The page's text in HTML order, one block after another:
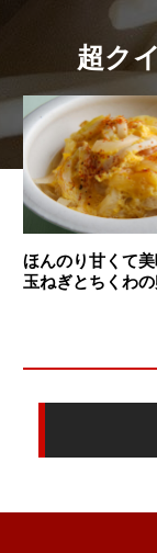
超ク
ほんのり甘くて
玉ねぎとちくわ